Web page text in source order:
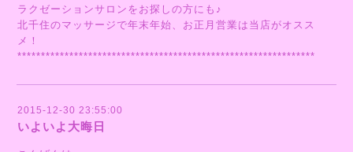
ラクゼーションサロンをお探しの方にも♪
北千住のマッサージで年末年始、お正月営業は当店がオスス
メ！
***************************************************************
2015-12-30 23:55:00
いよいよ大晦日